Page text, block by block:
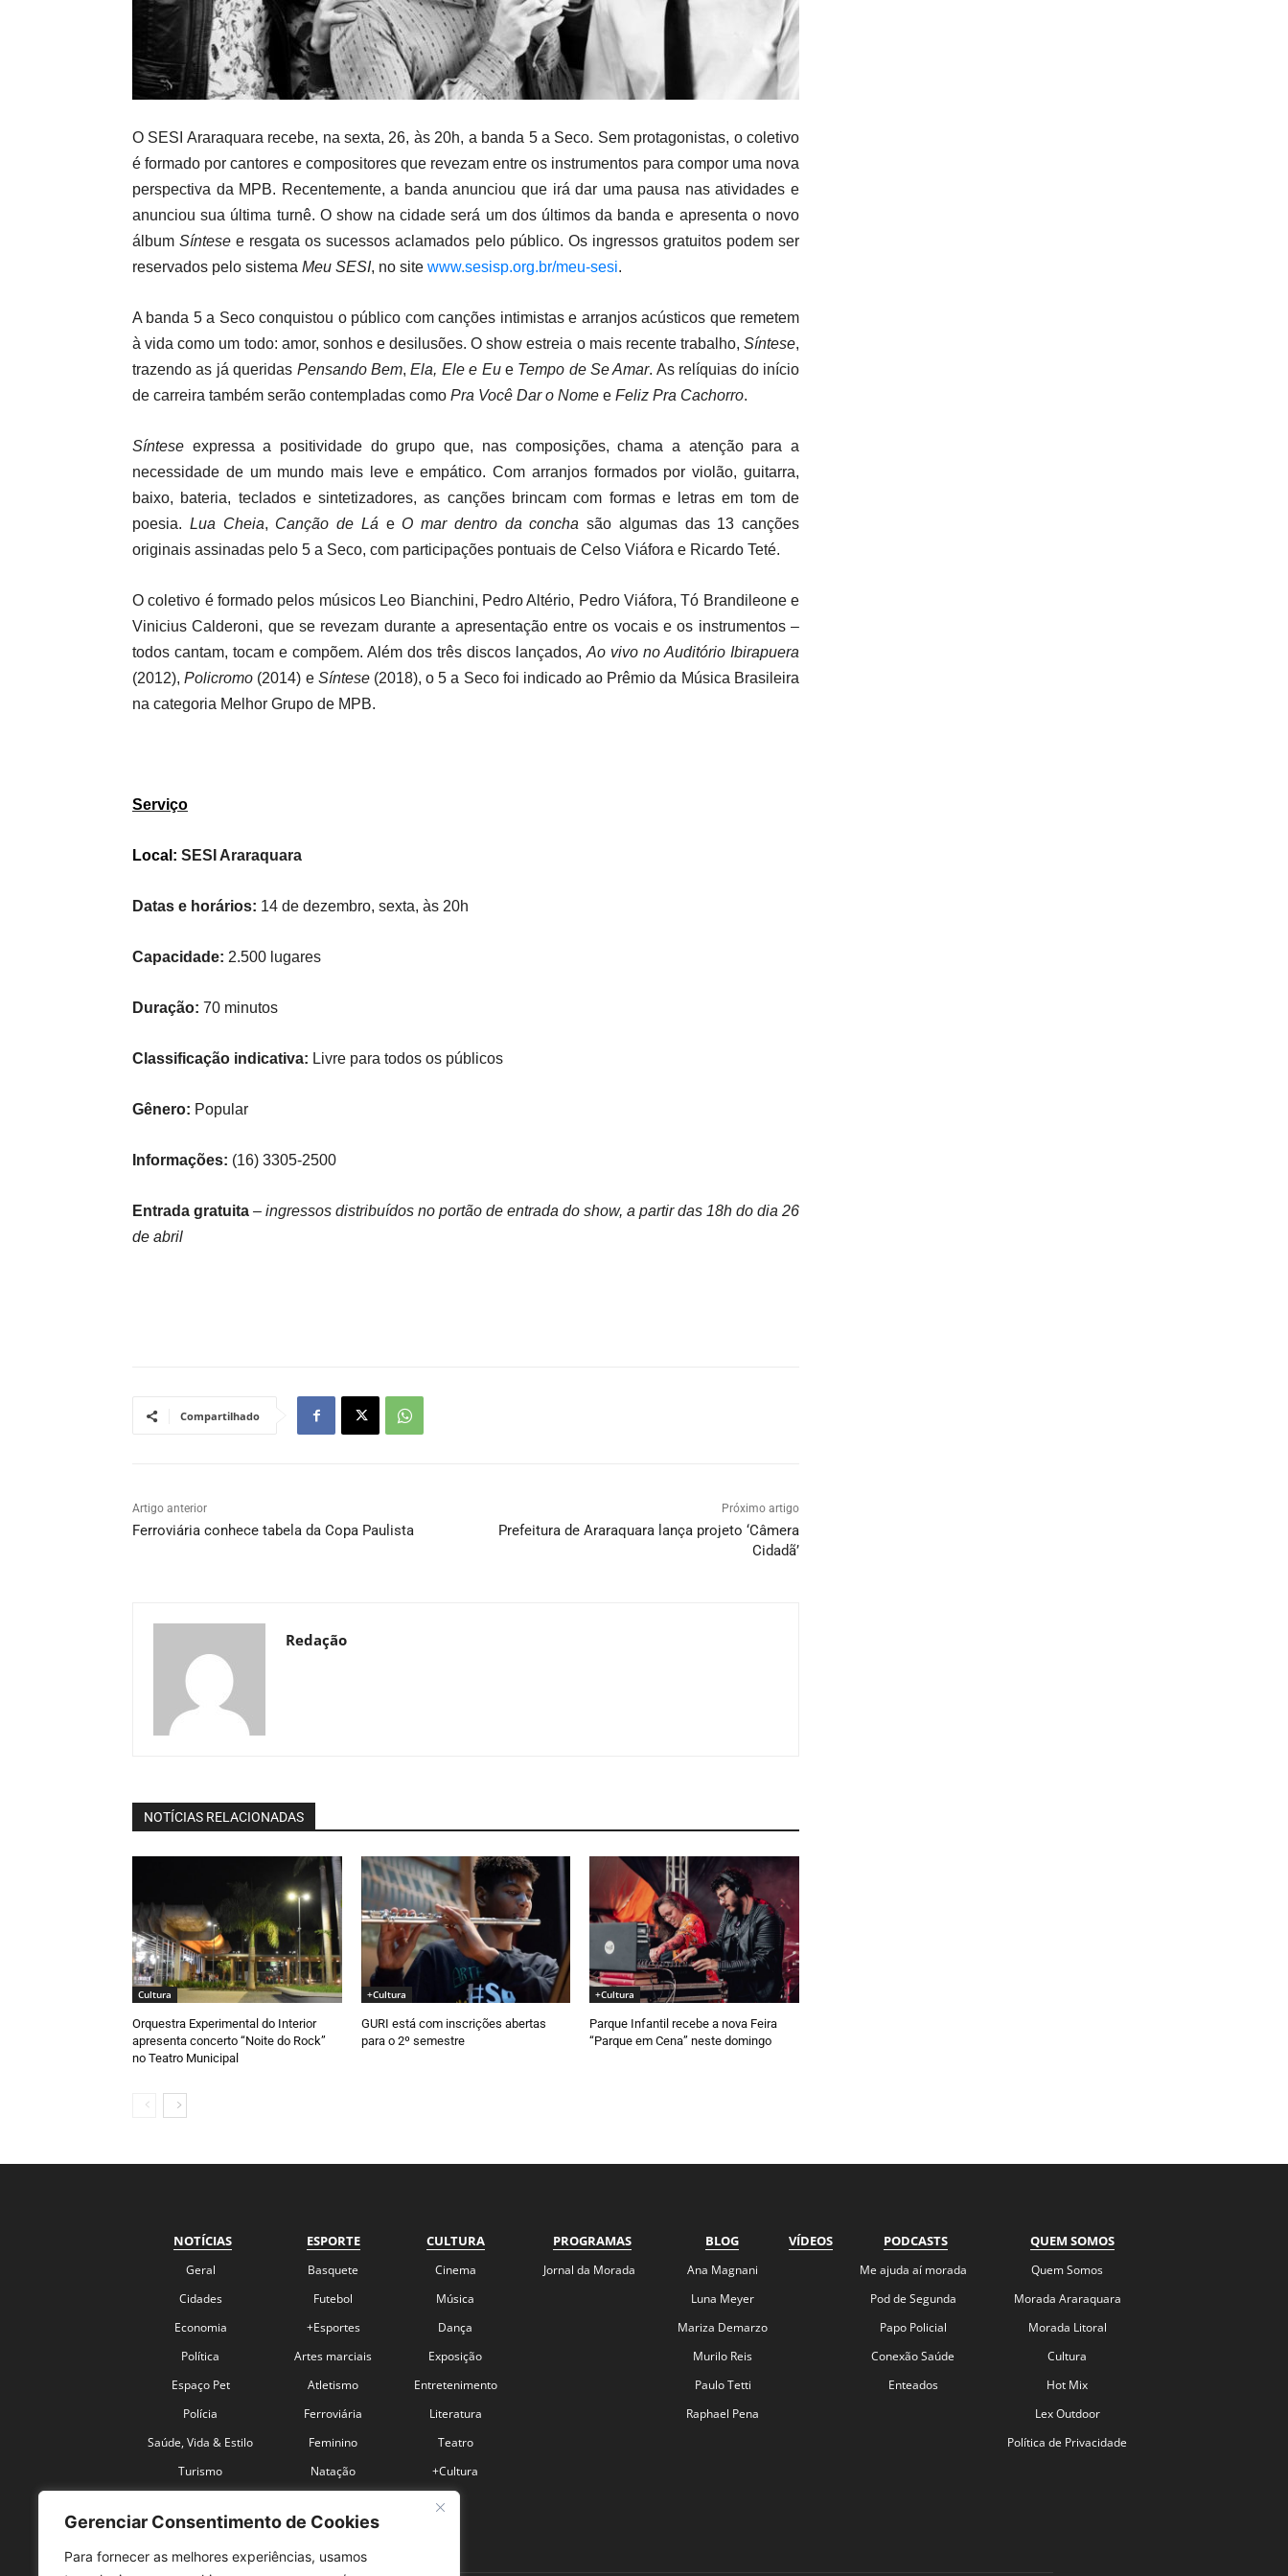
Gerenciar Consentimento de Cookies
Para fornecer as melhores experiências, usamos
O SESI Araraquara recebe, na sexta, 26, às 20h, a banda 5 a Seco. Sem protagonistas, o coletivo
é formado por cantores e compositores que revezam entre os instrumentos para compor uma nova
perspectiva da MPB. Recentemente, a banda anunciou que irá dar uma pausa nas atividades e
anunciou sua última turnê. O show na cidade será um dos últimos da banda e apresenta o novo
álbumSíntese e resgata os sucessos aclamados pelo público. Os ingressos gratuitos podem ser
reservados pelo sistema Meu SESI, no site www.sesisp.org.br/meu-sesi.
A banda 5 a Seco conquistou o público com canções intimistas e arranjos acústicos que remetem
à vida como um todo: amor, sonhos e desilusões. O show estreia o mais recente trabalho, Síntese,
trazendo as já queridas Pensando Bem,Ela, Ele e Eue Tempo de Se Amar. As relíquias do início
de carreira também serão contempladas como Pra Você Dar o Nome e Feliz Pra Cachorro.
Síntese expressa a positividade do grupo que, nas composições, chama a atenção para a
necessidade de um mundo mais leve e empático. Com arranjos formados por violão, guitarra,
baixo, bateria, teclados e sintetizadores, as canções brincam com formas e letras em tom de
poesia. Lua Cheia, Canção de Lá e O mar dentro da concha são algumas das 13 canções
originais assinadas pelo 5 a Seco, com participações pontuais de Celso Viáfora e Ricardo Teté.
O coletivo é formado pelos músicos Leo Bianchini, Pedro Altério, Pedro Viáfora, Tó Brandileone e
Vinicius Calderoni, que se revezam durante a apresentação entre os vocais e os instrumentos –
todos cantam, tocam e compõem. Além dos três discos lançados, Ao vivo no Auditório Ibirapuera
(2012),Policromo (2014) e Síntese(2018), o 5 a Seco foi indicado ao Prêmio da Música Brasileira
na categoria Melhor Grupo de MPB.
Serviço
Local: SESI Araraquara
Datas e horários: 14 de dezembro, sexta, às 20h
Capacidade: 2.500 lugares
Duração: 70 minutos
Classificação indicativa: Livre para todos os públicos
Gênero: Popular
Informações: (16) 3305-2500
Entrada gratuita – ingressos distribuídos no portão de entrada do show, a partir das 18h do dia 26
de abril
Compartilhado
Artigo anterior
Ferroviária conhece tabela da Copa Paulista
Próximo artigo
Prefeitura de Araraquara lança projeto ‘Câmera
Cidadã’
Redação
NOTÍCIAS RELACIONADAS
Cultura
Orquestra Experimental do Interior
apresenta concerto “Noite do Rock”
no Teatro Municipal
+Cultura
GURI está com inscrições abertas
para o 2º semestre
+Cultura
Parque Infantil recebe a nova Feira
“Parque em Cena” neste domingo
NOTÍCIAS
Geral
Cidades
Economia
Política
Espaço Pet
Polícia
Saúde, Vida & Estilo
Turismo
ESPORTE
Basquete
Futebol
+Esportes
Artes marciais
Atletismo
Ferroviária
Feminino
Natação
CULTURA
Cinema
Música
Dança
Exposição
Entretenimento
Literatura
Teatro
+Cultura
PROGRAMAS
Jornal da Morada
BLOG
Ana Magnani
Luna Meyer
Mariza Demarzo
Murilo Reis
Paulo Tetti
Raphael Pena
VÍDEOS PODCASTS
Me ajuda aí morada
Pod de Segunda
Papo Policial
Conexão Saúde
Enteados
QUEM SOMOS
Quem Somos
Morada Araraquara
Morada Litoral
Cultura
Hot Mix
Lex Outdoor
Política de Privacidade